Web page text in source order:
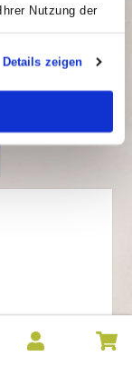
Nutzung der
Details zeigen